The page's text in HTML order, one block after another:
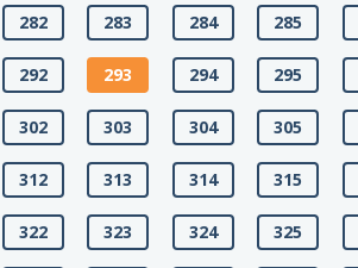
282 283 284 285
292 293 294 295
302 303 304 305
312 313 314 315
322 323 324 325